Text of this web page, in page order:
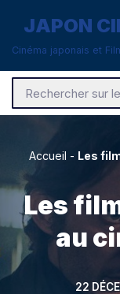
Aller
contenu
JAPON
Cinéma japonais et
Accueil - Les
Les
au
22